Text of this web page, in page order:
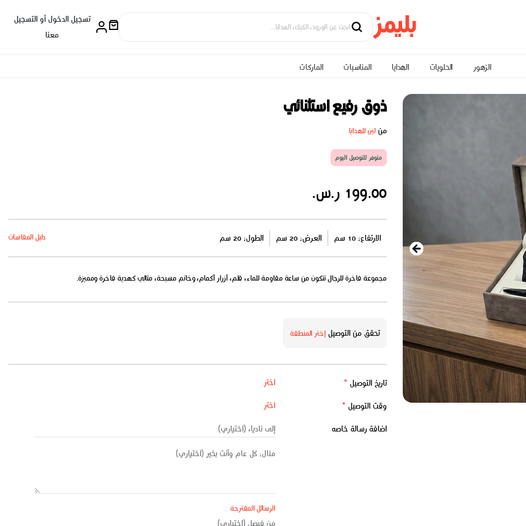
تسجيل الدخول أو التسجيل
معنا
الزهور الحلويات الهدايا المناسبات الماركات
ذوق رفيع استثنائي
منلين للهدايا
متوفر للتوصيل اليوم
199.00 ر.س.
الارتفاع: 10 سم العرض: 20 سم الطول: 20 سم دليل المقاسات
مجموعة فاخرة للرجال تتكون من ساعة مقاومة للماء، قلم، أزرار أكمام، وخاتم مسبحة، مثالي كهدية فاخرة ومميزة.
تحقق من التوصيلإختر المنطقة
تاريخ التوصيل *
وقت التوصيل *
اضافة رسالة خاصه
الرسائل المقترحة